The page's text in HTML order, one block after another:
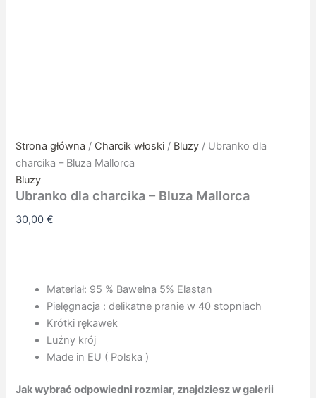
Strona główna / Charcik włoski / Bluzy / Ubranko dla
charcika – Bluza Mallorca
Bluzy
Ubranko dla charcika – Bluza Mallorca
30,00€
Materiał: 95 % Bawełna 5% Elastan
Pielęgnacja : delikatne pranie w 40 stopniach
Krótki rękawek
Luźny krój
Made in EU ( Polska )
Jak wybrać odpowiedni rozmiar, znajdziesz w galerii